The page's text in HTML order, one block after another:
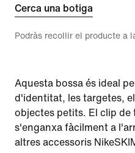
Cerca una botiga
Podràs recollir el producte a
Aquesta bossa és ideal
d'identitat, les targetes,
objectes petits. El clip de
s'enganxa fàcilment a
altres accessoris